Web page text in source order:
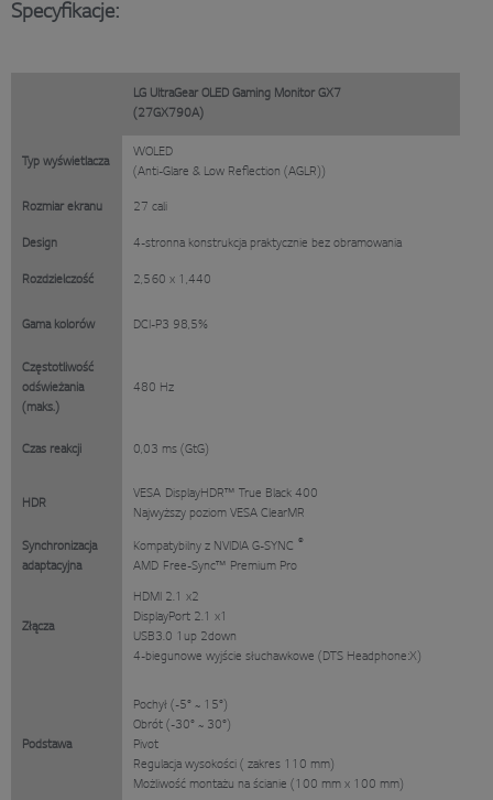
Specyfikacje:
LG UltraGear OLED Gaming Monitor GX7
(27GX790A)
Typ wyświetlacza
WOLED
(Anti-Glare & Low Reflection (AGLR))
Rozmiar ekranu 27 cali
Design 4-stronna konstrukcja praktycznie bez obramowania
Rozdzielczość 2,560 x 1,440
Gama kolorów DCI-P3 98,5%
Częstotliwość
odświeżania
(maks.)
480 Hz
Czas reakcji 0,03 ms (GtG)
HDR
VESA DisplayHDR™ True Black 400
Najwyższy poziom VESA ClearMR
Synchronizacja
adaptacyjna
Kompatybilny z NVIDIA G-SYNC ®
AMD Free-Sync™ Premium Pro
Złącza
HDMI 2.1 x2
DisplayPort 2.1 x1
USB3.0 1up 2down
4-biegunowe wyjście słuchawkowe (DTS Headphone:X)
Podstawa
Pochył (-5° ~ 15°)
Obrót (-30° ~ 30°)
Pivot
Regulacja wysokości ( zakres 110 mm)
Możliwość montażu na ścianie (100 mm x 100 mm)